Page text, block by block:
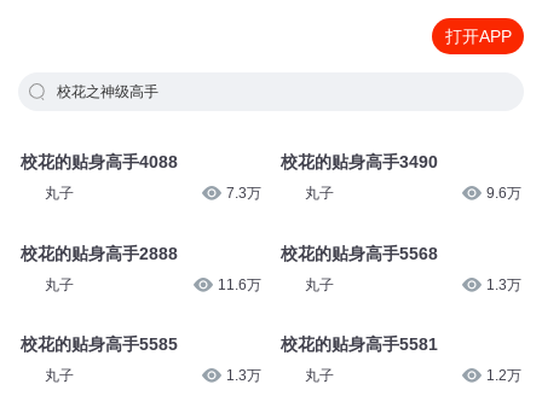
打开APP
校花之神级高手
校花的贴身高手4088
丸子 7.3万
校花的贴身高手2888
丸子 11.6万
校花的贴身高手5585
丸子 1.3万
校花的贴身高手3490
丸子 9.6万
校花的贴身高手5568
丸子 1.3万
校花的贴身高手5581
丸子 1.2万